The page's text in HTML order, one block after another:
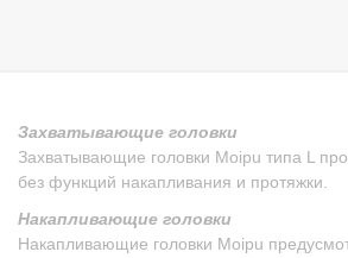
Захватывающие головки
Захватывающие головки Moipu типа L
без функций накапливания и протяжки.
Накапливающие головки
Накапливающие головки Moipu